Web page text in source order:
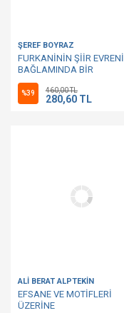
ŞEREF BOYRAZ
FURKANİNİN ŞİİR EVRENİ
BAĞLAMINDA BİR
MONOGRAFİ DENEMESİ
%39 460,00 TL
280,60 TL
ALİ BERAT ALPTEKİN
EFSANE VE MOTİFLERİ
ÜZERİNE